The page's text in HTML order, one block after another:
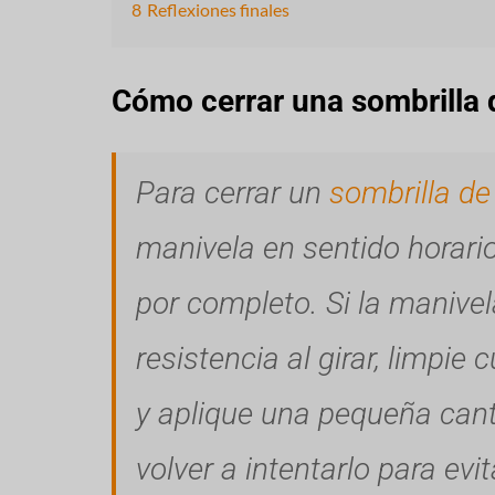
8 Reflexiones finales
Cómo cerrar una sombrilla
Para cerrar un sombrilla
manivela en sentido
por completo. Si la
resistencia al girar, limpie
y aplique una pequeña
volver a intentarlo para